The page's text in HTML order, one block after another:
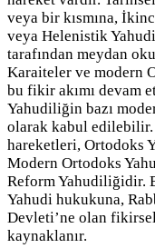
veya bir kısmına,
veya Helenistik
tarafından meydan
Karaiteler ve modern
bu fikir akımı devam
Yahudiliğin bazı
olarak kabul
hareketleri, Ortodoks
Modern Ortodoks
Reform Yahudiliğidir.
Yahudi hukukuna,
Devleti’ne olan
kaynaklanır.